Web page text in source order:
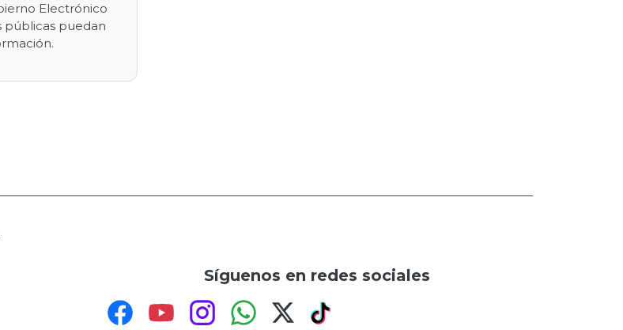
Electrónico
públicas puedan
Síguenos en redes sociales